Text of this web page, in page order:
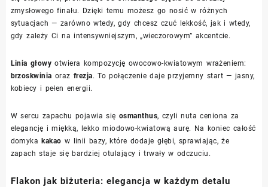
zmysłowego finału. Dzięki temu możesz go nosić w różnych
sytuacjach — zarówno wtedy, gdy chcesz czuć lekkość, jak i wtedy,
gdy zależy Ci na intensywniejszym, „wieczorowym” akcentcie.
Linia głowy otwiera kompozycję owocowo-kwiatowym wrażeniem:
brzoskwinia oraz frezja. To połączenie daje przyjemny start — jasny,
kobiecy i pełen energii.
W sercu zapachu pojawia się osmanthus, czyli nuta ceniona za
elegancję i miękką, lekko miodowo-kwiatową aurę. Na koniec całość
domykakakao w linii bazy, które dodaje głębi, sprawiając, że
zapach staje się bardziej otulający i trwały w odczuciu.
Flakon jak biżuteria: elegancja w każdym detalu